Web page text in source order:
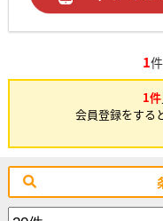
1
1件
会員登録をする